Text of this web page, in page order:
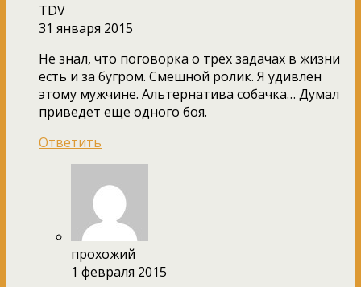
TDV
31 января 2015
Не знал, что поговорка о трех задачах в жизни
есть и за бугром. Смешной ролик. Я удивлен
этому мужчине. Альтернатива собачка… Думал
приведет еще одного боя.
Ответить
прохожий
1 февраля 2015